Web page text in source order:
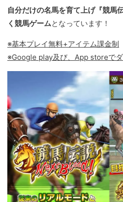
自分だけの名馬を育て上げ『競馬
く競馬ゲームとなっています！
※基本プレイ無料+アイテム課金制
※Google play及び、App storeで